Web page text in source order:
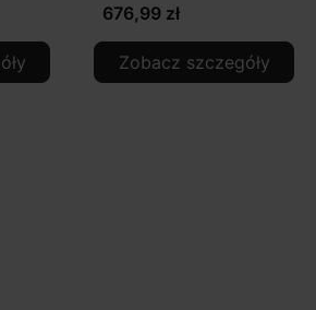
676,99 zł
Zobacz szczegóły